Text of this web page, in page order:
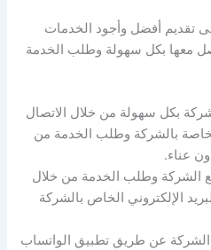
تقديم أفضل وأجود الخدمات
معها بكل سهولة وطلب الخدمة
بكل سهولة من خلال الاتصال
بالشركة وطلب الخدمة من
عناء.
الشركة وطلب الخدمة من خلال
الإلكتروني الخاص بالشركة
الشركة عن طريق تطبيق الواتساب